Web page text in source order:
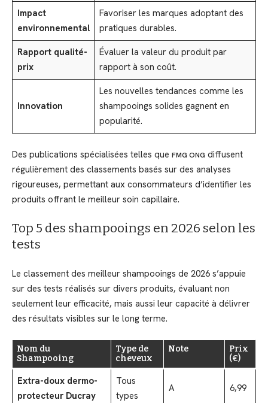
Impact
environnemental
Favoriser les marques adoptant des
pratiques durables.
Rapport qualité-
prix
Évaluer la valeur du produit par
rapport à son coût.
Innovation
Les nouvelles tendances comme les
shampooings solides gagnent en
popularité.
Des publications spécialisées telles que FMG ONG diffusent
régulièrement des classements basés sur des analyses
rigoureuses, permettant aux consommateurs d’identifier les
produits offrant le meilleur soin capillaire.
Top 5 des shampooings en 2026 selon les
tests
Le classement des meilleur shampooings de 2026 s’appuie
sur des tests réalisés sur divers produits, évaluant non
seulement leur efficacité, mais aussi leur capacité à délivrer
des résultats visibles sur le long terme.
Nom du
Shampooing
Type de
cheveux
Note
Prix
(€)
Extra-doux dermo-
protecteur Ducray
Tous
types
A 6,99